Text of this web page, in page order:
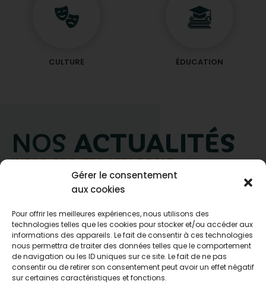
Gérer le consentement
aux cookies
Pour offrir les meilleures expériences, nous utilisons des
technologies telles que les cookies pour stocker et/ou accéder aux
informations des appareils. Le fait de consentir à ces technologies
nous permettra de traiter des données telles que le comportement
de navigation ou les ID uniques sur ce site. Le fait de ne pas
consentir ou de retirer son consentement peut avoir un effet négatif
sur certaines caractéristiques et fonctions.
CULTURE ÉDUCATION
NOS ACTUALITÉS
INFOS, PROJETS, VIE LOCALE
Publié le 6/08